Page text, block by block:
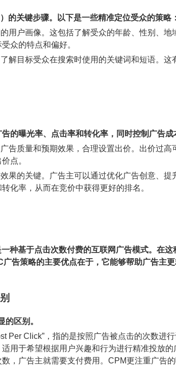
的关键步骤。以下是一些精准定位受众的策略：
用户画像。这包括了解受众的年龄、性别、
众的特点和偏好。
解目标受众在搜索时使用的关键词和短语。
的曝光率、点击率和转化率，同时控制广告成
告质量和预期效果，合理设置出价。出价过
点。
果的关键。广告主可以通过优化广告创意、
化率，从而在竞价中获得更好的排名。
种基于点击次数付费的互联网广告模式。在
告策略的主要优点在于，它能够帮助广告主
区别。
Per Click”，指的是按照广告被点击的次数进
用于希望根据用户兴趣和行为进行精准投放
，广告主就需要支付费用。CPM更注重广告